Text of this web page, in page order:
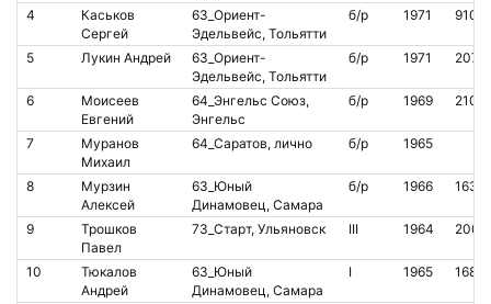
4
Каськов
Сергей
63_Ориент-
Эдельвейс, Тольятти
б/р 1971
5 Лукин Андрей
63_Ориент-
Эдельвейс, Тольятти
б/р 1971
6
Моисеев
Евгений
64_Энгельс Союз,
Энгельс
б/р 1969
7
Муранов
Михаил
64_Саратов, лично б/р 1965
8
Мурзин
Алексей
63_Юный
Динамовец, Самара
б/р 1966
9
Трошков
Павел
73_Старт, Ульяновск III 1964
10
Тюкалов
Андрей
63_Юный
Динамовец, Самара
I 1965